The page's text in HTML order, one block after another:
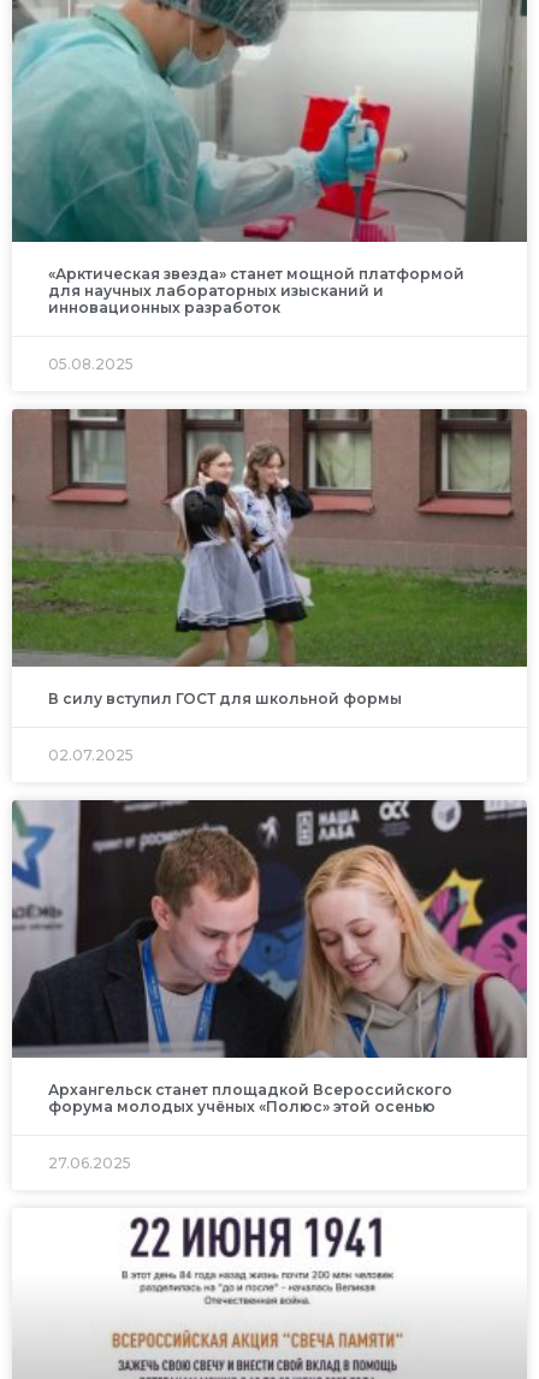
«Арктическая звезда» станет мощной платформой
для научных лабораторных изысканий и
инновационных разработок
05.08.2025
В силу вступил ГОСТ для школьной формы
02.07.2025
Архангельск станет площадкой Всероссийского
форума молодых учёных «Полюс» этой осенью
27.06.2025